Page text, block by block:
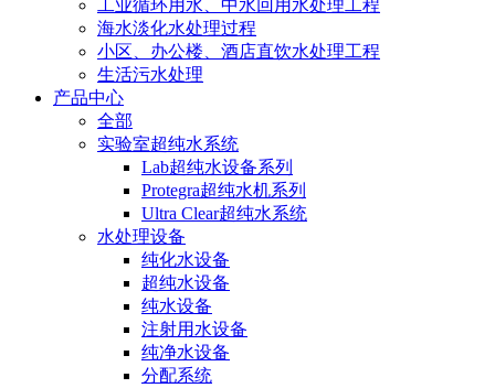
工业循环用水、中水回用水处理工程
海水淡化水处理过程
小区、办公楼、酒店直饮水处理工程
生活污水处理
产品中心
全部
实验室超纯水系统
Lab超纯水设备系列
Protegra超纯水机系列
Ultra Clear超纯水系统
水处理设备
纯化水设备
超纯水设备
纯水设备
注射用水设备
纯净水设备
分配系统